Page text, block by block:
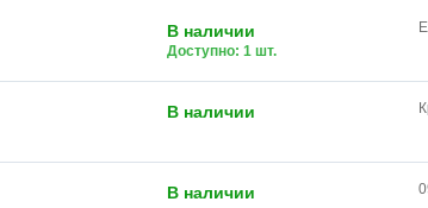
В наличии
Доступно: 1 шт.
В наличии
В наличии